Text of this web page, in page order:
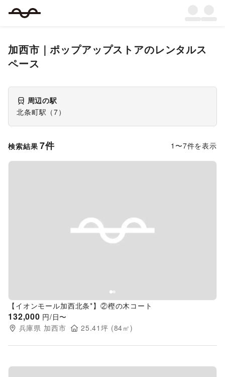
加西市 ｜ポップアップストアのレンタルス
ペース
周辺の駅
北条町駅 （7）
検索結果 7件 1 〜7件を表示
Previous slide
【イオンモール加西北条*】②樫の木コート
132,000 円/日〜
兵庫県 加西市 25.41坪 (84㎡)